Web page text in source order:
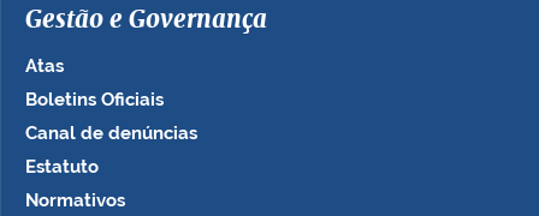
Gestão e Governança
Atas
Boletins Oficiais
Canal de denúncias
Estatuto
Normativos